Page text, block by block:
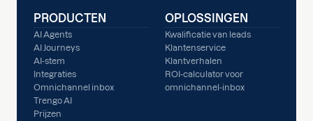
PRODUCTEN
AI Agents
AI Journeys
AI-stem
Integraties
Omnichannel inbox
Trengo AI
Prijzen
OPLOSSINGEN
Kwalificatie van leads
Klantenservice
Klantverhalen
ROI-calculator voor
omnichannel-inbox